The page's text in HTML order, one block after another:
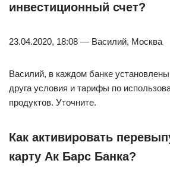
инвестиционный счет?
23.04.2020, 18:08 — Василий, Москва
Василий, в каждом банке
друга условия и тарифы по
продуктов. Уточните.
Как активировать
карту Ак Барс Банка?